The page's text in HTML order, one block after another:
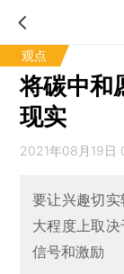
观点
将碳中和
现实
2021年08月19日
要让兴趣切
大程度上取
信号和激励